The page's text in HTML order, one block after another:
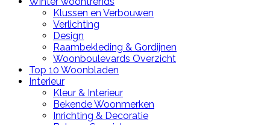
Klussen en Verbouwen
Verlichting
Design
Raambekleding & Gordijnen
Woonboulevards Overzicht
Top 10 Woonbladen
Interieur
Kleur & Interieur
Bekende Woonmerken
Inrichting & Decoratie